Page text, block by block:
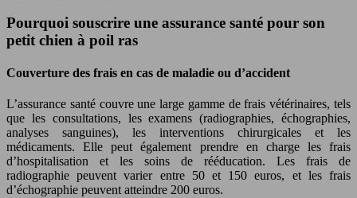
Pourquoi souscrire une assurance santé pour son
petit chien à poil ras
Couverture des frais en cas de maladie ou d’accident
L’assurance santé couvre une large gamme de frais vétérinaires, tels
que les consultations, les examens (radiographies, échographies,
analyses sanguines), les interventions chirurgicales et les
médicaments. Elle peut également prendre en charge les frais
d’hospitalisation et les soins de rééducation. Les frais de
radiographie peuvent varier entre 50 et 150 euros, et les frais
d’échographie peuvent atteindre 200 euros.